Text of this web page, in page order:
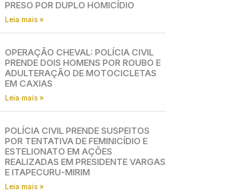
PRESO POR DUPLO HOMICÍDIO
Leia mais »
OPERAÇÃO CHEVAL: POLÍCIA CIVIL
PRENDE DOIS HOMENS POR ROUBO E
ADULTERAÇÃO DE MOTOCICLETAS
EM CAXIAS
Leia mais »
POLÍCIA CIVIL PRENDE SUSPEITOS
POR TENTATIVA DE FEMINICÍDIO E
ESTELIONATO EM AÇÕES
REALIZADAS EM PRESIDENTE VARGAS
E ITAPECURU-MIRIM
Leia mais »